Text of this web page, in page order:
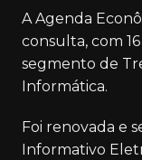
A Agenda
consulta, com
segmento de
Informática.
Foi renovada e
Informativo